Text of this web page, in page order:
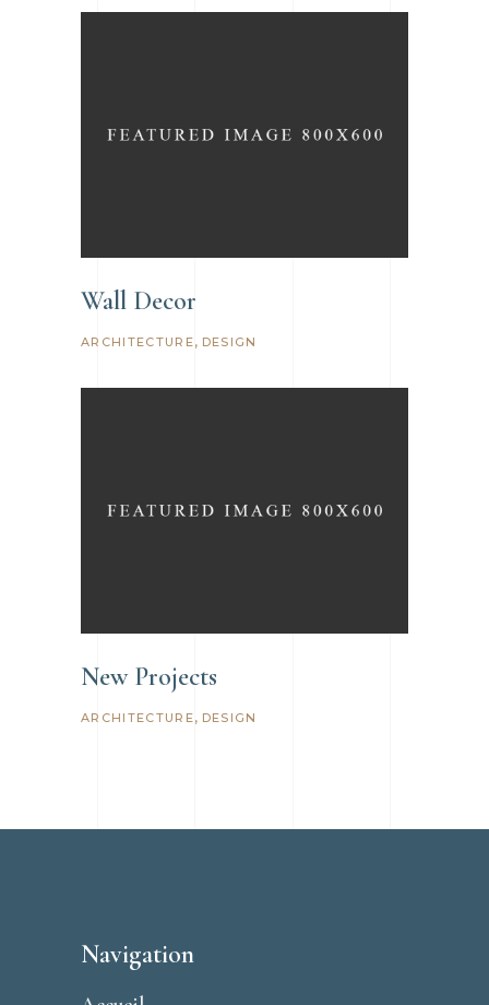
Wall Decor
ARCHITECTURE DESIGN
New Projects
ARCHITECTURE DESIGN
Navigation